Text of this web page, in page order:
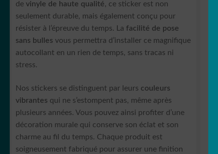
de vinyle de haute qualité, ce sticker est non
seulement durable, mais également conçu pour
résister à l’épreuve du temps. La facilité de pose
sans bulles vous permettra d’installer ce magnifique
autocollant en un rien de temps, sans tracas ni
stress.
Nos stickers se distinguent par leurs couleurs
vibrantes qui ne s’estompent pas, même après
plusieurs années. Vous pouvez ainsi profiter d’une
décoration murale qui conserve son éclat et son
charme au fil du temps. Chaque produit est
soigneusement fabriqué pour assurer une finition